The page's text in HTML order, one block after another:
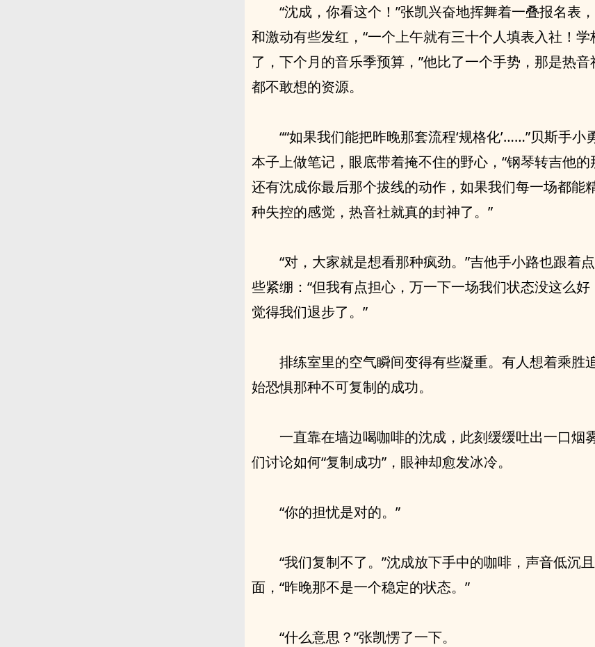
“沈成，你看这个！”张凯兴奋地挥舞着一叠报名表
和激动有些发红，“一个上午就有三十个人填表入社！学
了，下个月的音乐季预算，”他比了一个手势，那是热
都不敢想的资源。
““如果我们能把昨晚那套流程‘规格化’……”贝斯手小
本子上做笔记，眼底带着掩不住的野心，“钢琴转吉他的
还有沈成你最后那个拔线的动作，如果我们每一场都能
种失控的感觉，热音社就真的封神了。”
“对，大家就是想看那种疯劲。”吉他手小路也跟着
些紧绷：“但我有点担心，万一下一场我们状态没这么
觉得我们退步了。”
排练室里的空气瞬间变得有些凝重。有人想着乘胜
始恐惧那种不可复制的成功。
一直靠在墙边喝咖啡的沈成，此刻缓缓吐出一口烟
们讨论如何“复制成功”，眼神却愈发冰冷。
“你的担忧是对的。”
“我们复制不了。”沈成放下手中的咖啡，声音低沉
面，“昨晚那不是一个稳定的状态。”
“什么意思？”张凯愣了一下。